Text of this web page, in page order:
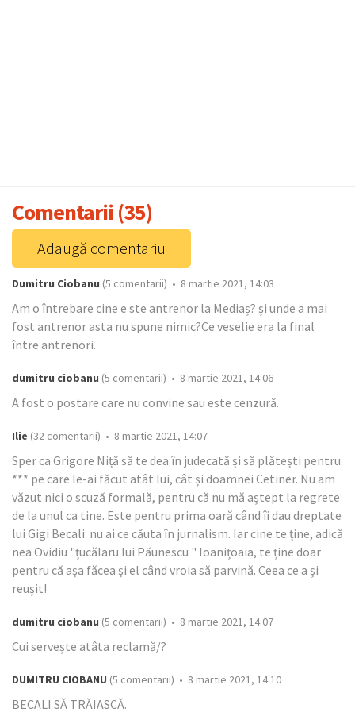
Comentarii (35)
Adaugă comentariu
Dumitru Ciobanu (5 comentarii) • 8 martie 2021, 14:03
Am o întrebare cine e ste antrenor la Mediaș? și unde a mai
fost antrenor asta nu spune nimic?Ce veselie era la final
între antrenori.
dumitru ciobanu (5 comentarii) • 8 martie 2021, 14:06
A fost o postare care nu convine sau este cenzură.
Ilie (32 comentarii) • 8 martie 2021, 14:07
Sper ca Grigore Niță să te dea în judecată și să plătești pentru
*** pe care le-ai făcut atât lui, cât și doamnei Cetiner. Nu am
văzut nici o scuză formală, pentru că nu mă aștept la regrete
de la unul ca tine. Este pentru prima oară când îi dau dreptate
lui Gigi Becali: nu ai ce căuta în jurnalism. Iar cine te ține, adică
nea Ovidiu "țucălaru lui Păunescu " Ioanițoaia, te ține doar
pentru că așa făcea și el când vroia să parvină. Ceea ce a și
reușit!
dumitru ciobanu (5 comentarii) • 8 martie 2021, 14:07
Cui servește atâta reclamă/?
DUMITRU CIOBANU (5 comentarii) • 8 martie 2021, 14:10
BECALI SĂ TRĂIASCĂ.